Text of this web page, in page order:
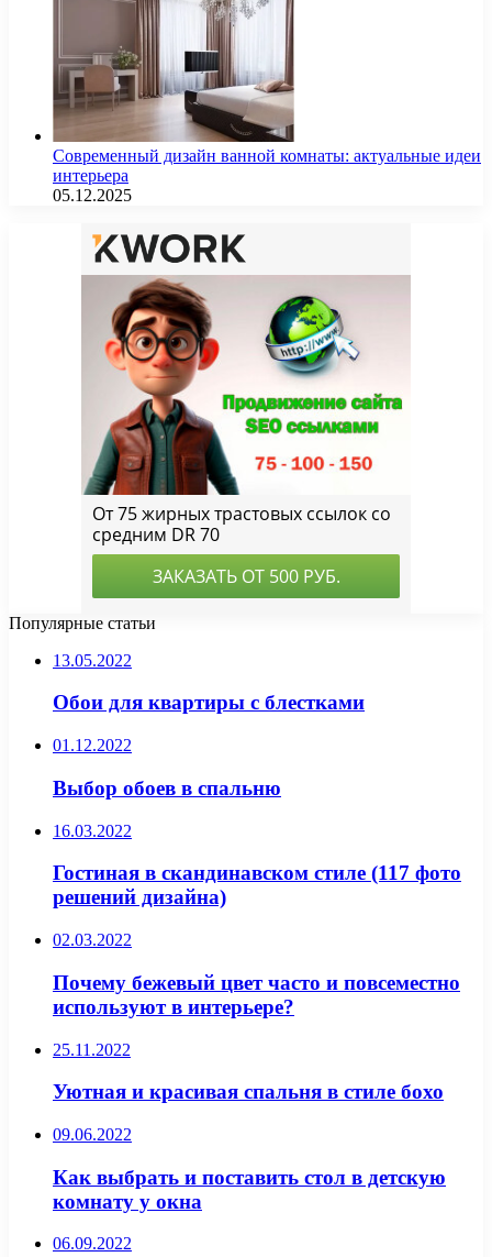
Современный дизайн ванной комнаты: актуальные идеи
интерьера
05.12.2025
Популярные статьи
13.05.2022
Обои для квартиры с блестками
01.12.2022
Выбор обоев в спальню
16.03.2022
Гостиная в скандинавском стиле (117 фото
решений дизайна)
02.03.2022
Почему бежевый цвет часто и повсеместно
используют в интерьере?
25.11.2022
Уютная и красивая спальня в стиле бохо
09.06.2022
Как выбрать и поставить стол в детскую
комнату у окна
06.09.2022